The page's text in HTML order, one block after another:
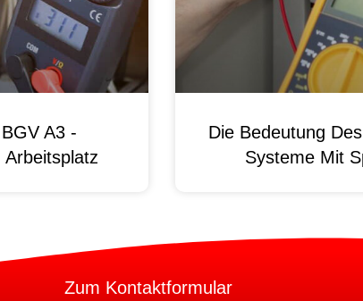
A3 -
Die Bedeutung
Systeme Mit
Zum Kontaktformular